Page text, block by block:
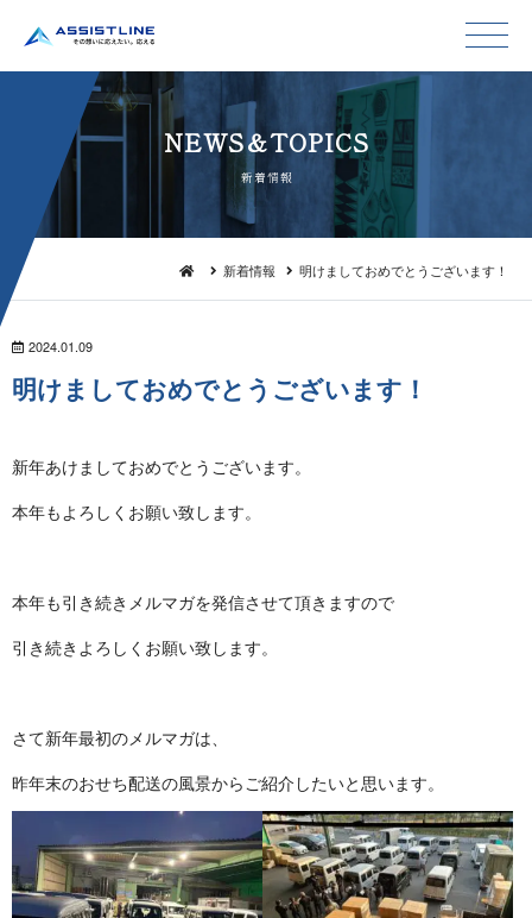
NEWS＆TO P I C S
新 着 情 報
新着情報 明けましておめでとうございます！
2024.01.09
明けましておめでとうござ い ま す ！
新年あけましておめでとうございます。
本年もよろしくお願い致します。
本年も引き続きメルマガを発信させて頂きますので
引き続きよろしくお願い致します。
さて新年最初のメルマガは、
昨年末のおせち配送の風景からご紹介したいと思います。